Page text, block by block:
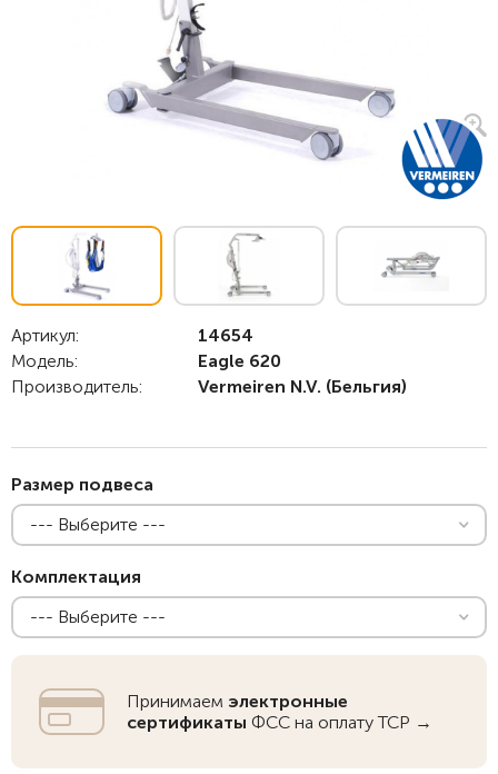
Артикул:
14654
Модель:
Eagle 620
Производитель:
Vermeiren N.V. (Бельгия)
Размер подвеса
--- Выберите ---
Комплектация
--- Выберите ---
Принимаем электронные
сертификаты ФСС на оплату ТСР →